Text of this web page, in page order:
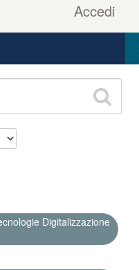
Accedi
Digitalizzazione